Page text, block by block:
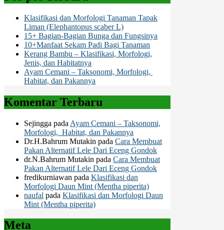
Klasifikasi dan Morfologi Tanaman Tapak
Liman (Elephantopus scaber L)
15+ Bagian-Bagian Bunga dan Fungsinya
10+Manfaat Sekam Padi Bagi Tanaman
Kerang Bambu – Klasifikasi, Morfologi,
Jenis, dan Habitatnya
Ayam Cemani – Taksonomi, Morfologi,
Habitat, dan Pakannya
Komentar Terbaru
Sejingga pada Ayam Cemani – Taksonomi,
Morfologi, Habitat, dan Pakannya
Dr.H.Bahrum Mutakin pada Cara Membuat
Pakan Alternatif Lele Dari Eceng Gondok
dr.N.Bahrum Mutakin pada Cara Membuat
Pakan Alternatif Lele Dari Eceng Gondok
fredikurniawan pada Klasifikasi dan
Morfologi Daun Mint (Mentha piperita)
naufal pada Klasifikasi dan Morfologi Daun
Mint (Mentha piperita)
Meta